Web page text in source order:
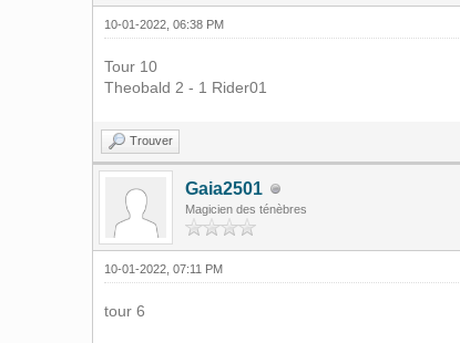
10-01-2022, 06:38 PM
Tour 10
Theobald 2 - 1 Rider01
Trouver
Gaia2501
Magicien des ténèbres
10-01-2022, 07:11 PM
tour 6